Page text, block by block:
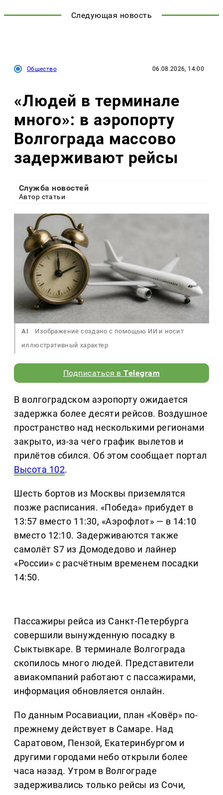
Следующая новость
Общество 06.08.2026, 14:00
«Людей в терминале
много»: в аэропорту
Волгограда массово
задерживают рейсы
Служба новостей
Автор статьи
AI
Изображение создано с помощью ИИ и носит
иллюстративный характер
Подписаться вTelegram
В волгоградском аэропорту ожидается
задержка более десяти рейсов. Воздушное
пространство над несколькими регионами
закрыто, из-за чего график вылетов и
прилётов сбился. Об этом сообщает портал
Высота 102.
Шесть бортов из Москвы приземлятся
позже расписания. «Победа» прибудет в
13:57 вместо 11:30, «Аэрофлот» — в 14:10
вместо 12:10. Задерживаются также
самолёт S7 из Домодедово и лайнер
«России» с расчётным временем посадки
14:50.
Пассажиры рейса из Санкт-Петербурга
совершили вынужденную посадку в
Сыктывкаре. В терминале Волгограда
скопилось много людей. Представители
авиакомпаний работают с пассажирами,
информация обновляется онлайн.
По данным Росавиации, план «Ковёр» по-
прежнему действует в Самаре. Над
Саратовом, Пензой, Екатеринбургом и
другими городами небо открыли более
часа назад. Утром в Волгограде
задерживались только рейсы из Сочи,